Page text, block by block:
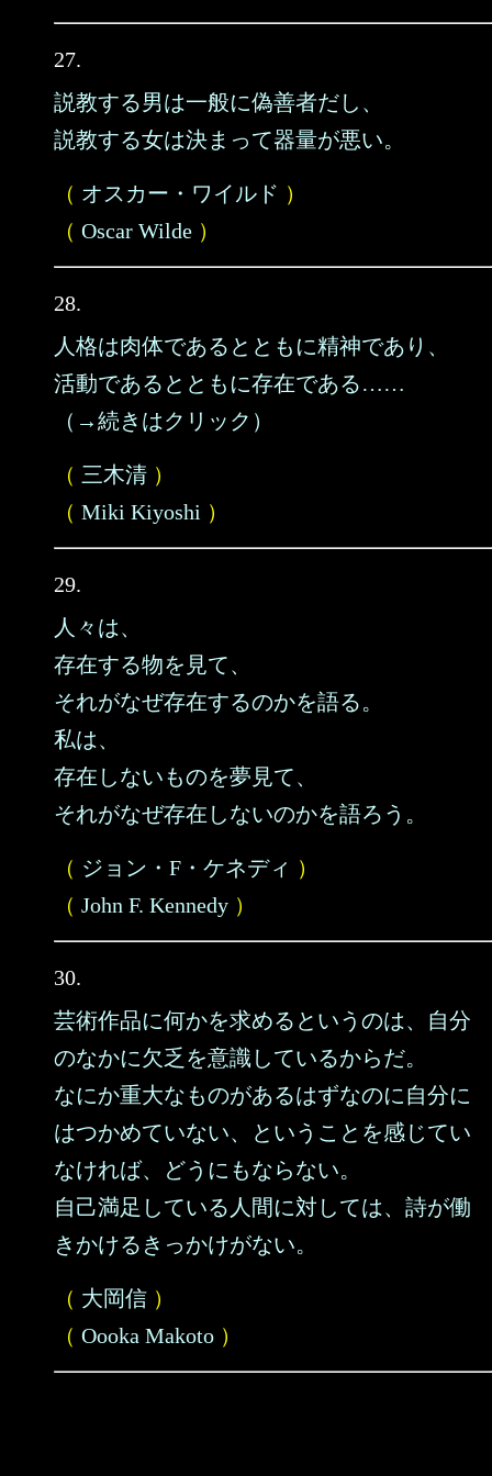
27.
説教する男は一般に偽善者だし、
説教する女は決まって器量が悪い。
（ オスカー・ワイルド ）
（ Oscar Wilde ）
28.
人格は肉体であるとともに精神であり、
活動であるとともに存在である……
（→続きはクリック）
（ 三木清 ）
（ Miki Kiyoshi ）
29.
人々は、
存在する物を見て、
それがなぜ存在するのかを語る。
私は、
存在しないものを夢見て、
それがなぜ存在しないのかを語ろう。
（ ジョン・F・ケネディ ）
（ John F. Kennedy ）
30.
芸術作品に何かを求めるというのは、自分
のなかに欠乏を意識しているからだ。
なにか重大なものがあるはずなのに自分に
はつかめていない、ということを感じてい
なければ、どうにもならない。
自己満足している人間に対しては、詩が働
きかけるきっかけがない。
（ 大岡信 ）
（ Oooka Makoto ）